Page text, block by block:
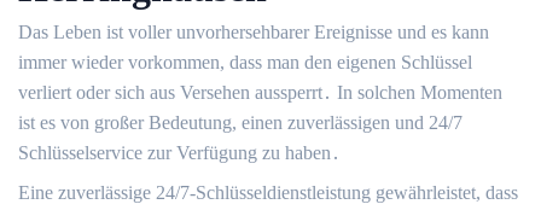
Das Leben ist voller unvorhersehbarer Ereignisse und es kann
immer wieder vorkommen, dass man den eigenen Schlüssel
verliert oder sich aus Versehen aussperrt․ In solchen Momenten
ist es von großer Bedeutung, einen zuverlässigen und 24/7
Schlüsselservice zur Verfügung zu haben․
Eine zuverlässige 24/7-Schlüsseldienstleistung gewährleistet, dass